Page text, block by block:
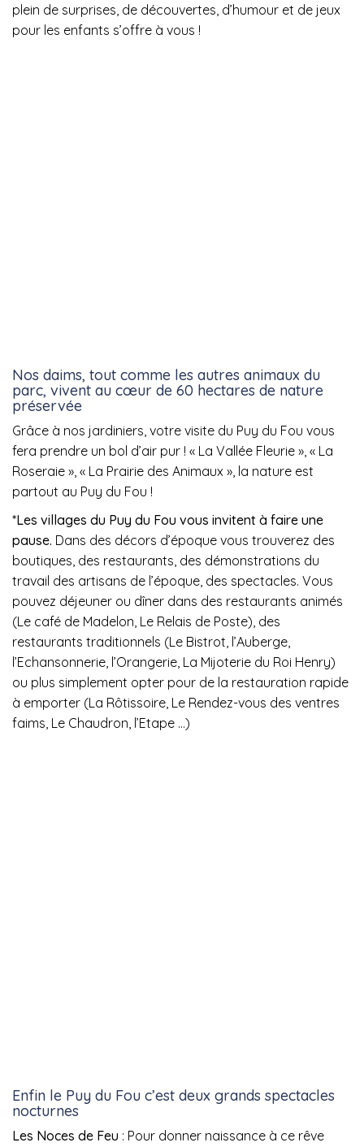
plein de surprises, de découvertes, d’humour et de jeux
pour les enfants s’offre à vous !
Nos daims, tout comme les autres animaux du
parc, vivent au cœur de 60 hectares de nature
préservée
Grâce à nos jardiniers, votre visite du Puy du Fou vous
fera prendre un bol d’air pur ! « La Vallée Fleurie », « La
Roseraie », « La Prairie des Animaux », la nature est
partout au Puy du Fou !
*Les villages du Puy du Fou vous invitent à faire une
pause. Dans des décors d’époque vous trouverez des
boutiques, des restaurants, des démonstrations du
travail des artisans de l’époque, des spectacles. Vous
pouvez déjeuner ou dîner dans des restaurants animés
(Le café de Madelon, Le Relais de Poste), des
restaurants traditionnels (Le Bistrot, l’Auberge,
l’Echansonnerie, l’Orangerie, La Mijoterie du Roi Henry)
ou plus simplement opter pour de la restauration rapide
à emporter (La Rôtissoire, Le Rendez-vous des ventres
faims, Le Chaudron, l’Etape …)
Enfin le Puy du Fou c’est deux grands spectacles
nocturnes
Les Noces de Feu : Pour donner naissance à ce rêve